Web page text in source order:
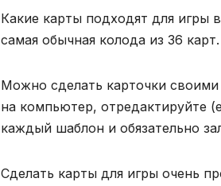
Какие карты подходят для
самая обычная колода из 36
Можно сделать карточки
на компьютер, отредактируйте
каждый шаблон и обязательно
Сделать карты для игры очень